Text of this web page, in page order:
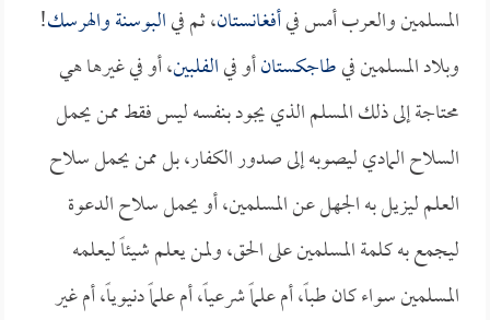
المسلمين والعرب أمس فيأفغانستان، ثم فيالبوسنة والهرسك!
وبلاد المسلمين فيطاجكستانأو فيالفلبين، أو في غيرها هي
محتاجة إلى ذلك المسلم الذي يجود بنفسه ليس فقط ممن يحمل
السلاح المادي ليصوبه إلى صدور الكفار، بل ممن يحمل سلاح
العلم ليزيل به الجهل عن المسلمين، أو يحمل سلاح الدعوة
ليجمع به كلمة المسلمين على الحق، ولمن يعلم شيئاً ليعلمه
المسلمين سواء كان طباً، أم علماً شرعياً، أم علماً دنيوياً، أم غير